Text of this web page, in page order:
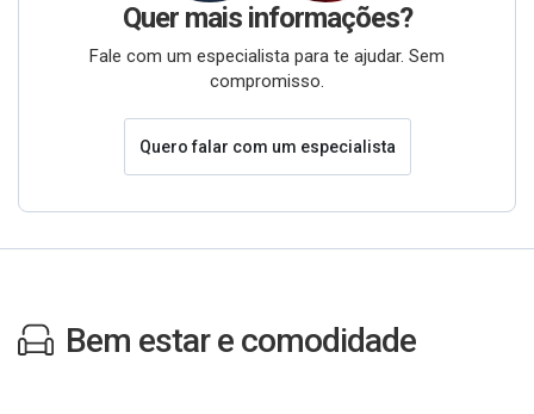
Quer mais informações?
Fale com um especialista para te ajudar. Sem
compromisso.
Quero falar com um especialista
Bem estar e comodidade